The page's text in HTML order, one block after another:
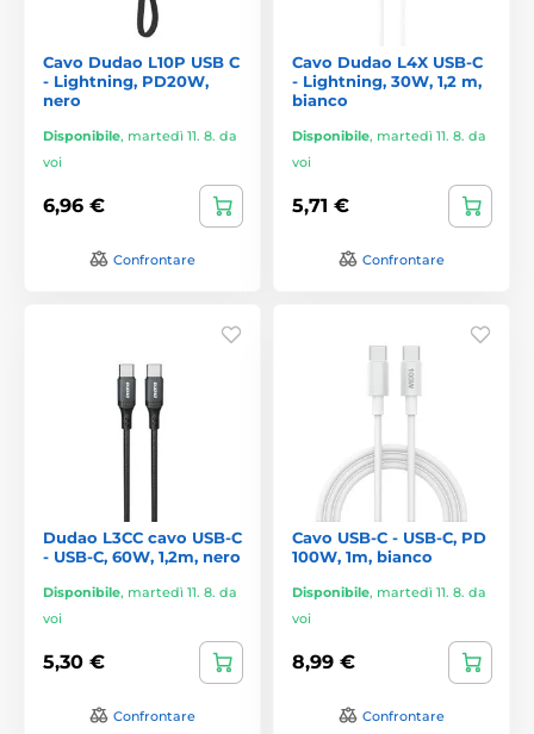
Cavo Dudao L10P USB C
- Lightning, PD20W,
nero
Disponibile, martedì 11. 8. da
voi
6,96 €
Confrontare
Cavo Dudao L4X USB-C
- Lightning, 30W, 1,2 m,
bianco
Disponibile, martedì 11. 8. da
voi
5,71 €
Confrontare
Dudao L3CC cavo USB-C
- USB-C, 60W, 1,2m, nero
Disponibile, martedì 11. 8. da
voi
5,30 €
Confrontare
Cavo USB-C - USB-C, PD
100W, 1m, bianco
Disponibile, martedì 11. 8. da
voi
8,99 €
Confrontare